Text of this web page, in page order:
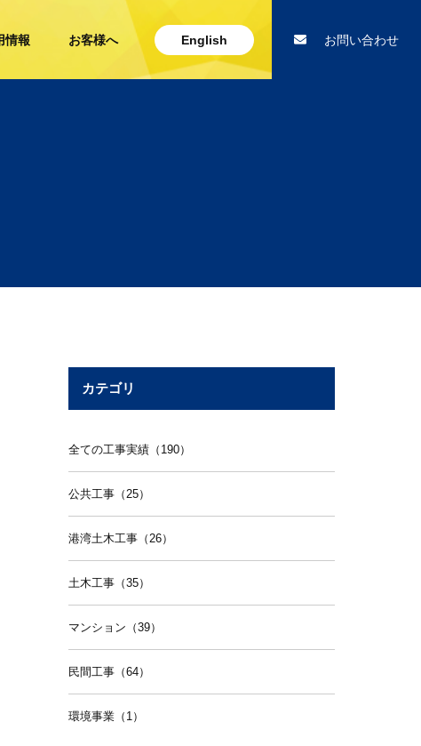
情報 お客様へ English お問い合わせ
カテゴリ
全ての工事実績（190）
公共工事（25）
港湾土木工事（26）
土木工事（35）
マンション（39）
民間工事（64）
環境事業（1）